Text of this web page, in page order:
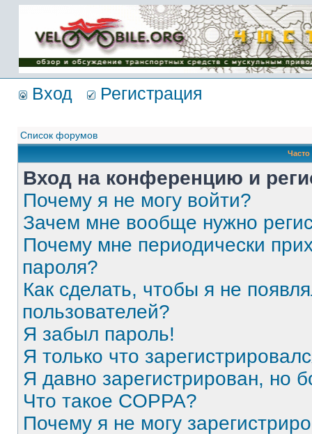
Имя пользователя:
Пароль:
{ LOG_ME_IN_SHORT
}
Вход Регистрация
Список форумов
Вход на конференцию и
Почему я не могу войти?
Зачем мне вообще нужно
Почему мне периодически
пароля?
Как сделать, чтобы я не
пользователей?
Я забыл пароль!
Я только что
Я давно зарегистрирован, но
Что такое COPPA?
Почему я не могу